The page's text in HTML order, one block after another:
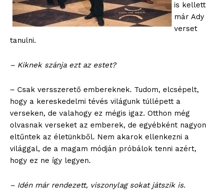
is kellett
már Ady
verset
tanulni.
– Kiknek szánja ezt az estet?
– Csak versszerető embereknek. Tudom, elcsépelt,
hogy a kereskedelmi tévés világunk túllépett a
verseken, de valahogy ez mégis igaz. Otthon még
olvasnak verseket az emberek, de egyébként nagyon
eltűntek az életünkből. Nem akarok ellenkezni a
világgal, de a magam módján próbálok tenni azért,
hogy ez ne így legyen.
– Idén már rendezett, viszonylag sokat játszik is.